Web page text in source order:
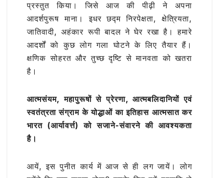
प्रस्तुत किया। जिसे आज की पीढ़ी ने अपना
आदर्शपुरूष माना। इधर छद्म निरपेक्षता, क्षेत्रियता,
जातिवादी, अहंकार रूपी बादल ने घेर रखा है। हमारे
आदर्शों को कुछ लोग गला घोटने के लिए तैयार हैं।
क्षणिक सोहरत और तुच्छ दृष्टि से मानवता को खतरा
है।
आत्मसंयम, महापुरूषों से प्रेरणा, आत्मबलिदानियों एवं
स्वतंत्रता संग्राम के योद्धाओं का इतिहास आत्मसात कर
भारत (आर्यावर्त्त) को सजाने-संवारने की आवश्यकता
है।
आयें, इस पुनीत कार्य में आज से ही लग जायें। लोग